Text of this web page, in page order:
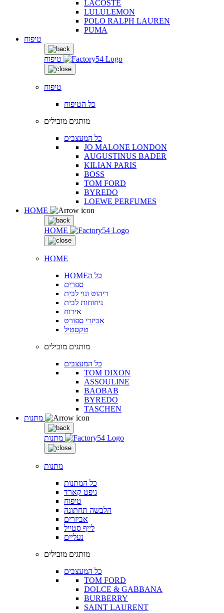
LACOSTE
LULULEMON
POLO RALPH LAUREN
PUMA
טיפוח
טיפוח
טיפוח
כל הטיפוח
מותגים מובילים
כל המעצבים
JO MALONE LONDON
AUGUSTINUS BADER
KILIAN PARIS
BOSS
TOM FORD
BYREDO
LOEWE PERFUMES
HOME
HOME
HOME
HOMEכל ה
ספרים
ריהוט ונוי לבית
ניחוחות לבית
אירוח
אביזרי ספורט
טקסטיל
מותגים מובילים
כל המעצבים
TOM DIXON
ASSOULINE
BAOBAB
BYREDO
TASCHEN
מתנות
מתנות
כל המתנות
גיפט קארד
טיפוח
הלבשה תחתונה
אביזרים
לייף סטייל
נעליים
מותגים מובילים
כל המעצבים
TOM FORD
DOLCE & GABBANA
BURBERRY
SAINT LAURENT